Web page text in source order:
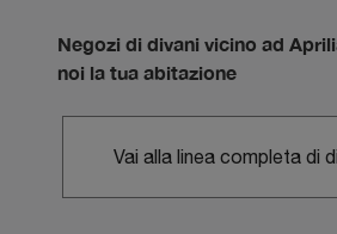
Negozi di divani vicino ad
noi la tua abitazione
Vai alla linea completa di